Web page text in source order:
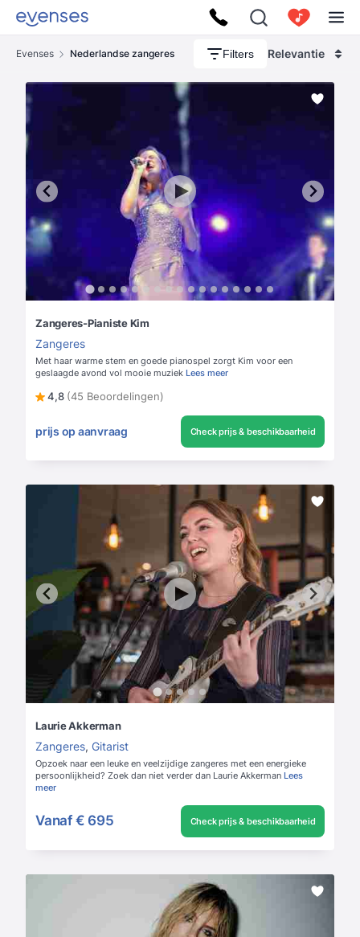
Evenses Nederlandse zangeres Filters Relevantie
Zangeres-Pianiste Kim
Zangeres
Met haar warme stem en goede pianospel zorgt Kim voor een
geslaagde avond vol mooie muziek Lees meer
4,8 (45 Beoordelingen)
prijs op aanvraag Check prijs & beschikbaarheid
Laurie Akkerman
Zangeres, Gitarist
Opzoek naar een leuke en veelzijdige zangeres met een energieke
persoonlijkheid? Zoek dan niet verder dan Laurie Akkerman Lees
meer
Vanaf € 695 Check prijs & beschikbaarheid